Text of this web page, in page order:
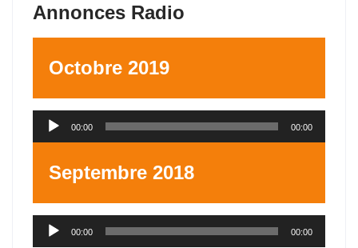
Annonces Radio
Octobre 2019
Lecteur
00:00 00:00
Septembre 2018
Lecteur
00:00 00:00